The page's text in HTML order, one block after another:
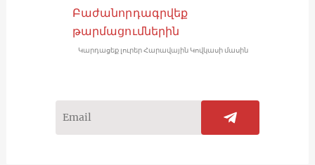
Բաժանորդագրվեք
թարմացումներին
Կարդացեք լուրեր Հարավային Կովկասի մասին